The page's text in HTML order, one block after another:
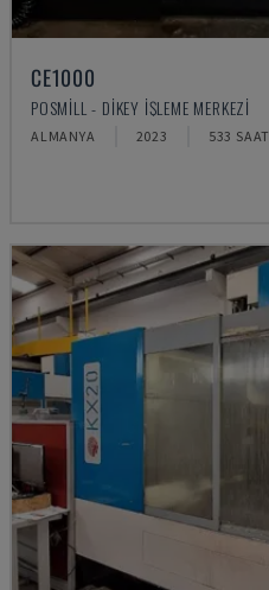
CE1000
POSMILL - DIKEY İŞLEME MERKEZI
ALMANYA 2023 533 SAAT